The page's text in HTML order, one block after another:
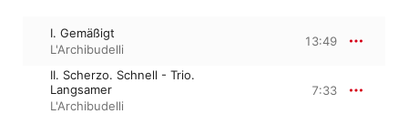
I. Gemäßigt
L'Archibudelli
13:49
II. Scherzo. Schnell - Trio.
Langsamer
L'Archibudelli
7:33